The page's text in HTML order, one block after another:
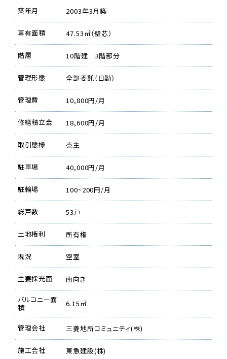
築年月 2003年3月築
専有面積 47.53㎡（壁芯）
階層 10階建 3階部分
管理形態 全部委託（日勤）
管理費 10,800円/月
修繕積立金 18,600円/月
取引態様 売主
駐車場 40,000円/月
駐輪場 100~200円/月
総戸数 53戸
土地権利 所有権
現況 空室
主要採光面 南向き
バルコニー面
積
6.15㎡
管理会社 三菱地所コミュニティ(株)
施工会社 東急建設(株)